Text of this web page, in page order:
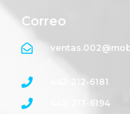
Correo
442-212-6181
442-213-6194